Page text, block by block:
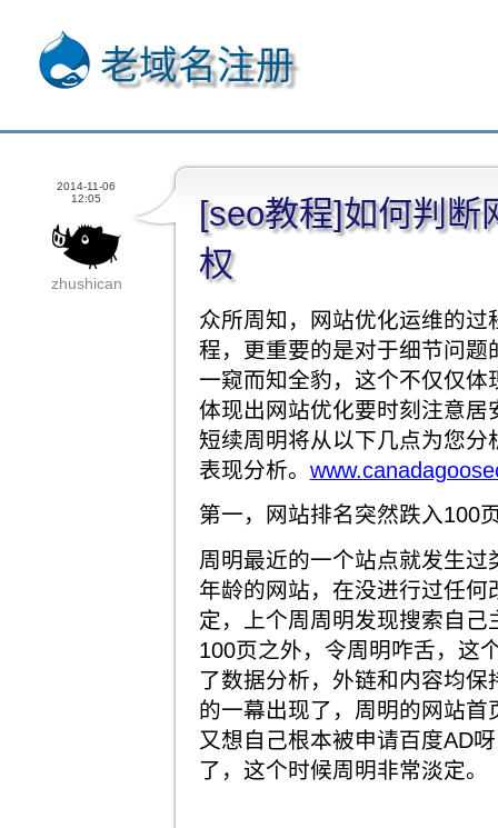
老域名注册
2014-11-06
12:05
zhushican
[seo教程]如何判断
权
众所周知，网站优化运维的
程，更重要的是对于细节问
一窥而知全豹，这个不仅仅
体现出网站优化要时刻注意
短续周明将从以下几点为您
表现分析。
第一，网站排名突然跌入100
周明最近的一个站点就发生
年龄的网站，在没进行过任
定，上个周周明发现搜索自
100页之外，令周明咋舌，这
了数据分析，外链和内容均
的一幕出现了，周明的网站
又想自己根本被申请百度AD
了，这个时候周明非常淡定。